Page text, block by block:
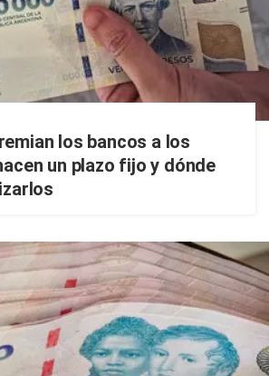
los bancos a los
un plazo fijo y dónde